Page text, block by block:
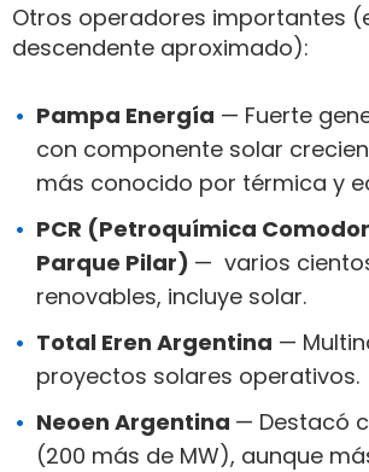
Otros operadores importantes
descendente aproximado):
Pampa Energía — Fuerte
con componente solar
más conocido por térmica y
PCR (Petroquímica
Parque Pilar) — varios
renovables, incluye solar.
Total Eren Argentina —
proyectos solares operativos.
Neoen Argentina — Destacó
(200 más de MW), aunque